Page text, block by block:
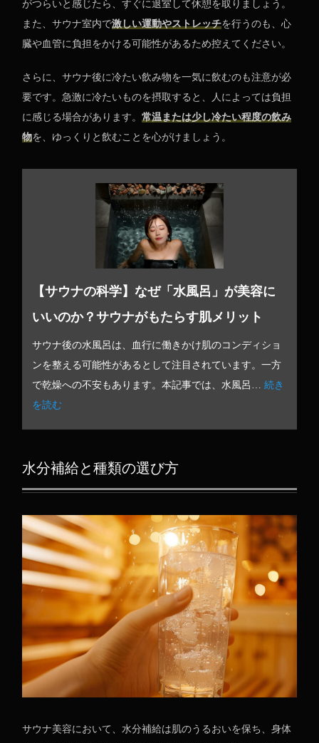
がつらいと感じたら、すぐに退室して休憩を取りましょう。
また、サウナ室内で激しい運動やストレッチを行うのも、心
臓や血管に負担をかける可能性があるため控えてください。
さらに、サウナ後に冷たい飲み物を一気に飲むのも注意が必
要です。急激に冷たいものを摂取すると、人によっては負担
に感じる場合があります。常温または少し冷たい程度の飲み
物を、ゆっくりと飲むことを心がけましょう。
【サウナの科学】なぜ「水風呂」が美容に
いいのか？サウナがもたらす肌メリット
サウナ後の水風呂は、血行に働きかけ肌のコンディショ
ンを整える可能性があるとして注目されています。一方
で乾燥への不安もあります。本記事では、水風呂…続き
を読む
水分補給と種類の選び方
サウナ美容において、水分補給は肌のうるおいを保ち、身体